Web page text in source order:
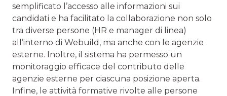
semplificato l’accesso alle informazioni sui
candidati e ha facilitato la collaborazione non solo
tra diverse persone (HR e manager di linea)
all’interno di Webuild, ma anche con le agenzie
esterne. Inoltre, il sistema ha permesso un
monitoraggio efficace del contributo delle
agenzie esterne per ciascuna posizione aperta.
Infine, le attività formative rivolte alle persone